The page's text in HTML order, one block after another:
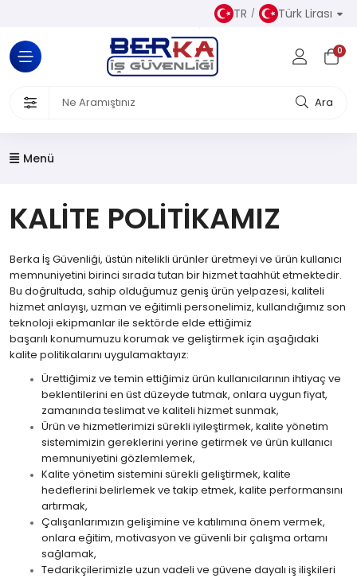
TR Türk Lirası
0
Ara
Kıyafetler
Ürünleri
Koruyucu Donanımlar
Ürünler
Menü
KALİTE POLİTİKAMIZ
Berka İş Güvenliği, üstün nitelikli ürünler üretmeyi ve ürün kullanıcı
memnuniyetini birinci sırada tutan bir hizmet taahhüt etmektedir.
Bu doğrultuda, sahip olduğumuz geniş ürün yelpazesi, kaliteli
hizmet anlayışı, uzman ve eğitimli personelimiz, kullandığımız son
teknoloji ekipmanlar ile sektörde elde ettiğimiz
başarılı konumumuzu korumak ve geliştirmek için aşağıdaki
kalite politikalarını uygulamaktayız:
Ürettiğimiz ve temin ettiğimiz ürün kullanıcılarının ihtiyaç ve
beklentilerini en üst düzeyde tutmak, onlara uygun fiyat,
zamanında teslimat ve kaliteli hizmet sunmak,
Ürün ve hizmetlerimizi sürekli iyileştirmek, kalite yönetim
sistemimizin gereklerini yerine getirmek ve ürün kullanıcı
memnuniyetini gözlemlemek,
Kalite yönetim sistemini sürekli geliştirmek, kalite
hedeflerini belirlemek ve takip etmek, kalite performansını
artırmak,
Çalışanlarımızın gelişimine ve katılımına önem vermek,
onlara eğitim, motivasyon ve güvenli bir çalışma ortamı
sağlamak,
Tedarikçilerimizle uzun vadeli ve güvene dayalı iş ilişkileri